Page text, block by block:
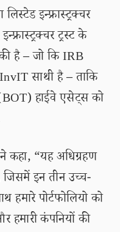
इन्फ्रास्ट्रक्चर
ट्रस्ट के
है – जो कि IRB
InvIT साथी है – ताकि
हाईवे एसेट्स को
“यह अधिग्रहण
जिसमें इन तीन उच्च-
हमारे पोर्टफोलियो को
हमारी कंपनियों की